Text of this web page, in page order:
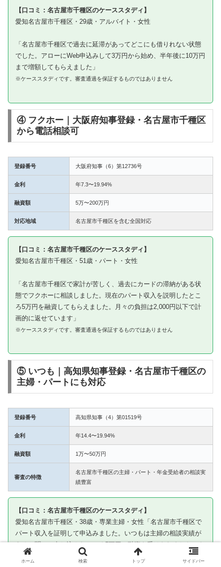
【口コミ：名古屋市千種区のケーススタディ】
愛知名古屋市千種区・29歳・アルバイト・女性
「名古屋市千種区で過去に延滞があってどこにも借りれない状態
でした。アローにWeb申込みして3万円から始め、半年後に10万円
まで増額してもらえました」
※ケーススタディです。審査通過を保証するものではありません
④ フクホー｜大阪府知事登録・名古屋市千種区
から電話相談可
登録番号 大阪府知事（6）第12736号
金利 年7.3〜19.94%
融資額 5万〜200万円
対応地域 名古屋市千種区を含む全国対応
【口コミ：名古屋市千種区のケーススタディ】
愛知名古屋市千種区・51歳・パート・女性
「名古屋市千種区で家計が苦しく、過去にカードの滞納がある状
態でフクホーに相談しました。現在のパート収入を説明したとこ
ろ5万円を融資してもらえました。月々の負担は2,000円以下で計
画的に返せています」
※ケーススタディです。審査通過を保証するものではありません
⑤ いつも｜高知県知事登録・名古屋市千種区の
主婦・パートにも対応
登録番号 高知県知事（4）第01519号
金利 年14.4〜19.94%
融資額 1万〜50万円
審査の特徴
名古屋市千種区の主婦・パート・年金受給者の相談実
績豊富
【口コミ：名古屋市千種区のケーススタディ】
愛知名古屋市千種区・38歳・専業主婦・女性「名古屋市千種区で
パート収入を証明して申込みました。いつもは主婦の相談実績が
あると聞いて申し込んだところ5万円の融資を受けられました。き
ちんと返済して今は信用を積み上げています」
ホーム 検索 トップ サイドバー